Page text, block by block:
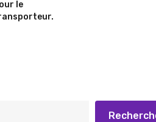
le